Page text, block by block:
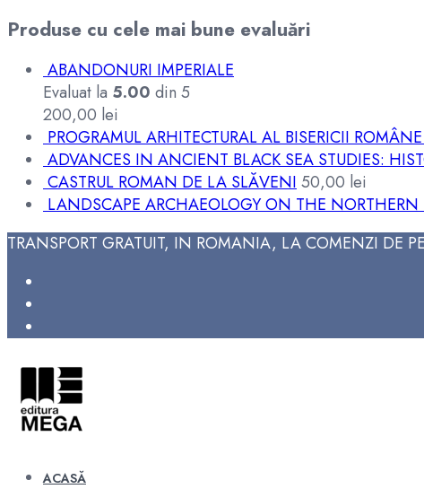
Produse cu cele mai bune evaluări
ABANDONURI IMPERIALE
Evaluat la 5.00 din 5
200,00 lei
PROGRAMUL ARHITECTURAL AL BISERICII
ADVANCES IN ANCIENT BLACK SEA STUDIES:
CASTRUL ROMAN DE LA SLĂVENI 50,00 lei
LANDSCAPE ARCHAEOLOGY ON THE
TRANSPORT GRATUIT, IN ROMANIA, LA COMENZI DE
ACASĂ